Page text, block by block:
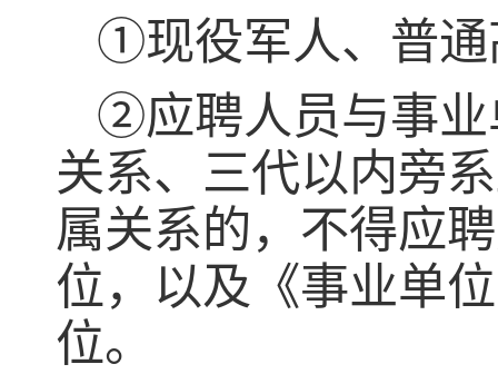
①现役军人、普通
②应聘人员与事业
关系、三代以内旁
属关系的，不得应
位，以及《事业单
位。